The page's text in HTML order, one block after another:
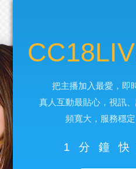
把主播加入最愛，即
真人互動最貼心，視訊
頻寬大，服務穩
1分鐘